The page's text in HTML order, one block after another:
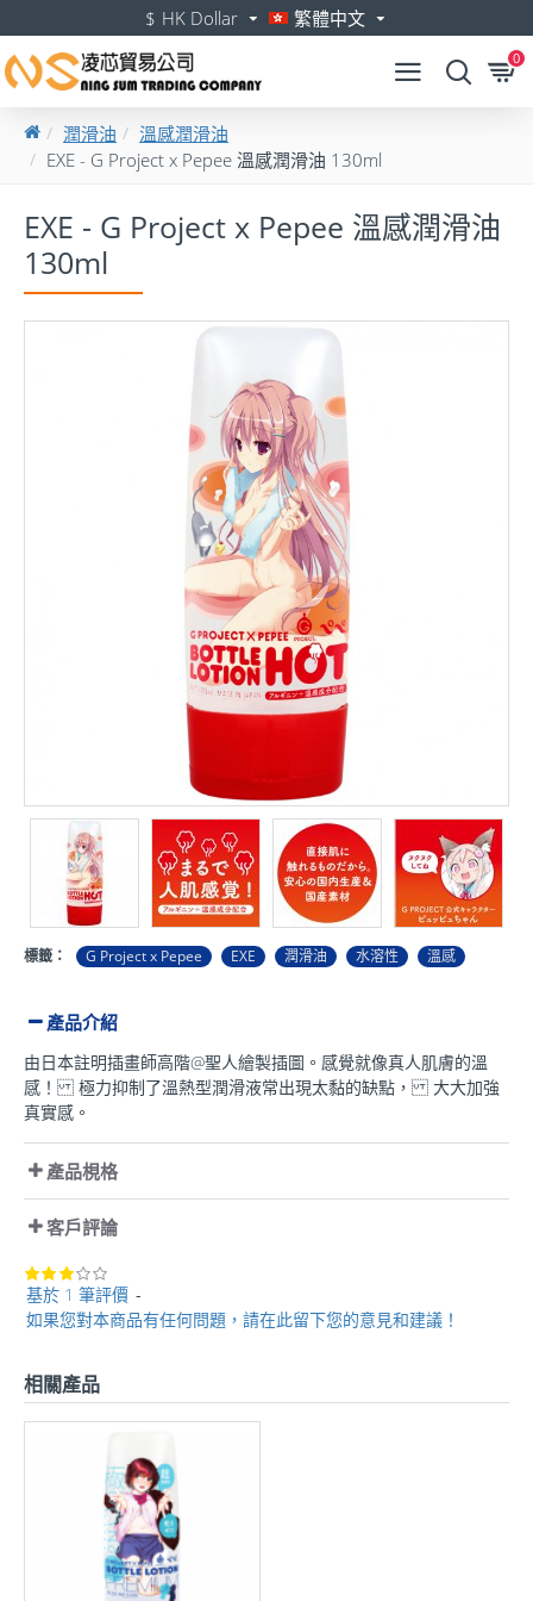
$ HK Dollar 繁體中文
0
潤滑油
溫感潤滑油
EXE - G Project x Pepee 溫感潤滑油 130ml
EXE - G Project x Pepee 溫感潤滑油
130ml
標籤： G Project x Pepee EXE 潤滑油 水溶性 溫感
產品介紹
由日本註明插畫師高階@聖人繪製插圖。感覺就像真人肌膚的溫
感！ 極力抑制了溫熱型潤滑液常出現太黏的缺點， 大大加強
真實感。
產品梘格
客戶評論
基於 1 筆評價 -
如果您對本商品有任何問題，請在此留下您的意見和建議！
相關產品